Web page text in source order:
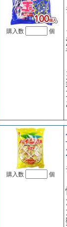
購入数 個
購入数 個